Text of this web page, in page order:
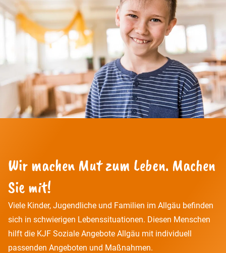
Wir machen Mut zum Leben. Machen
Sie mit!
Viele Kinder, Jugendliche und Familien im Allgäu befinden
sich in schwierigen Lebenssituationen. Diesen Menschen
hilft die KJF Soziale Angebote Allgäu mit individuell
passenden Angeboten und Maßnahmen.